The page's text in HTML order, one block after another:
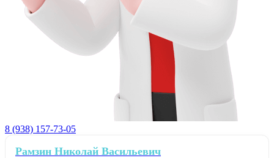
8 (938) 157-73-05
Рамзин Николай Васильевич